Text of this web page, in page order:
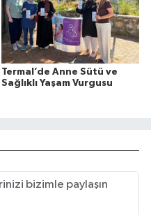
Termal’de Anne Sütü ve
Sağlıklı Yaşam Vurgusu